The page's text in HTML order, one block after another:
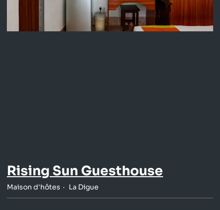
Rising Sun Guesthouse
Maison d'hôtes La Digue